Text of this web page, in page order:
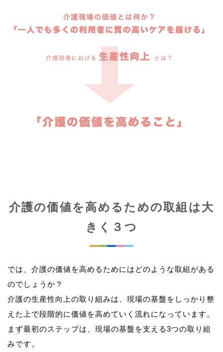
介護の価値を高めるための取組は大
きく３つ
では、介護の価値を高めるためにはどのような取組がある
のでしょうか？
介護の生産性向上の取り組みは、現場の基盤をしっかり整
えた上で段階的に価値を高めていく流れになっています。
まず最初のステップは、現場の基盤を支える3つの取り組